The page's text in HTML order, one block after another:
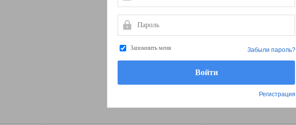
Пароль
Запомнить меня
Регистрация
Забыли пароль?